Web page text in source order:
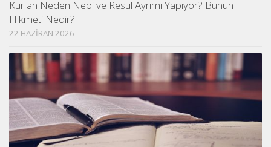
Kur an Neden Nebi ve Resul Ayrımı Yapıyor? Bunun
Hikmeti Nedir?
22 HAZIRAN 2026